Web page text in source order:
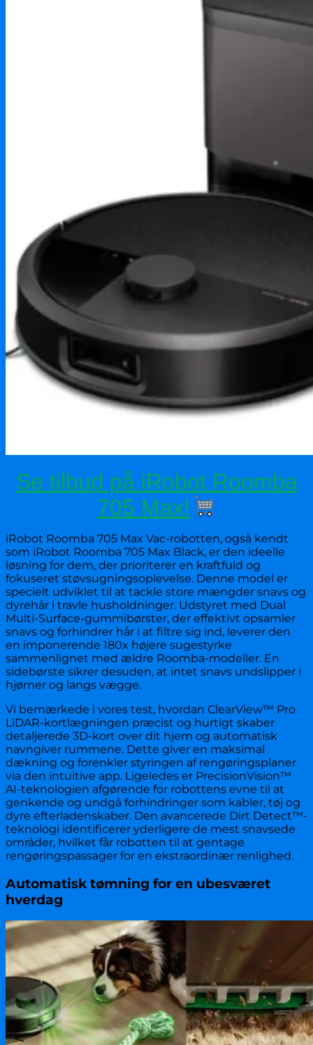
Se tilbud på iRobot Roomba
705 Max!
iRobot Roomba 705 Max Vac-robotten, også kendt
som iRobot Roomba 705 Max Black, er den ideelle
løsning for dem, der prioriterer en kraftfuld og
fokuseret støvsugningsoplevelse. Denne model er
specielt udviklet til at tackle store mængder snavs og
dyrehår i travle husholdninger. Udstyret med Dual
Multi-Surface-gummibørster, der effektivt opsamler
snavs og forhindrer hår i at filtre sig ind, leverer den
en imponerende 180x højere sugestyrke
sammenlignet med ældre Roomba-modeller. En
sidebørste sikrer desuden, at intet snavs undslipper i
hjørner og langs vægge.
Vi bemærkede i vores test, hvordan ClearView™ Pro
LiDAR-kortlægningen præcist og hurtigt skaber
detaljerede 3D-kort over dit hjem og automatisk
navngiver rummene. Dette giver en maksimal
dækning og forenkler styringen af rengøringsplaner
via den intuitive app. Ligeledes er PrecisionVision™
AI-teknologien afgørende for robottens evne til at
genkende og undgå forhindringer som kabler, tøj og
dyre efterladenskaber. Den avancerede Dirt Detect™-
teknologi identificerer yderligere de mest snavsede
områder, hvilket får robotten til at gentage
rengøringspassager for en ekstraordinær renlighed.
Automatisk tømning for en ubesværet
hverdag